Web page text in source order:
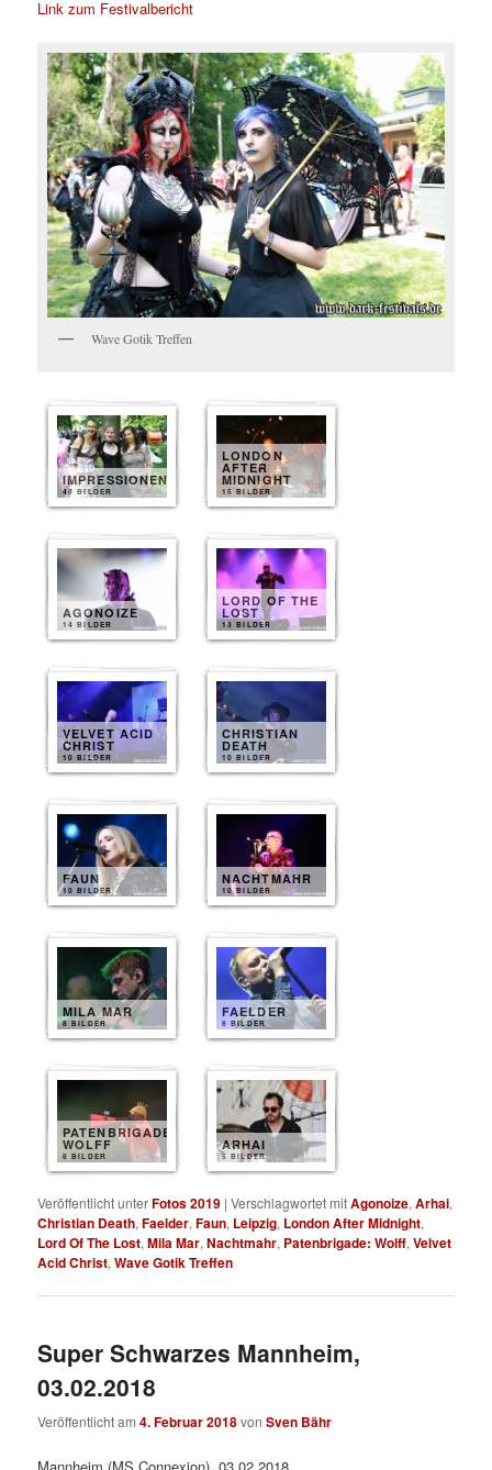
Link zum Festivalbericht
Wave Gotik Treffen
IMPRESSIONEN
40 BILDER
LONDON
AFTER
MIDNIGHT
15 BILDER
AGONOIZE
14 BILDER
LORD OF THE
LOST
13 BILDER
VELVET ACID
CHRIST
10 BILDER
CHRISTIAN
DEATH
10 BILDER
FAUN
10 BILDER
NACHTMAHR
10 BILDER
MILA MAR
8 BILDER
FAELDER
8 BILDER
PATENBRIGADE
WOLFF
8 BILDER
ARHAI
5 BILDER
Veröffentlicht unterFotos 2019 |Verschlagwortet mitAgonoize,Arhai,
Christian Death,Faelder,Faun, Leipzig, London After Midnight,
Lord Of The Lost,Mila Mar,Nachtmahr, Patenbrigade: Wolff,Velvet
Acid Christ,Wave Gotik Treffen
Super Schwarzes Mannheim,
03.02.2018
Veröffentlicht am4. Februar 2018vonSven Bähr